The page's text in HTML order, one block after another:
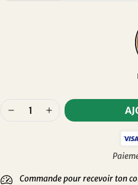
Commande pour recevoir ton